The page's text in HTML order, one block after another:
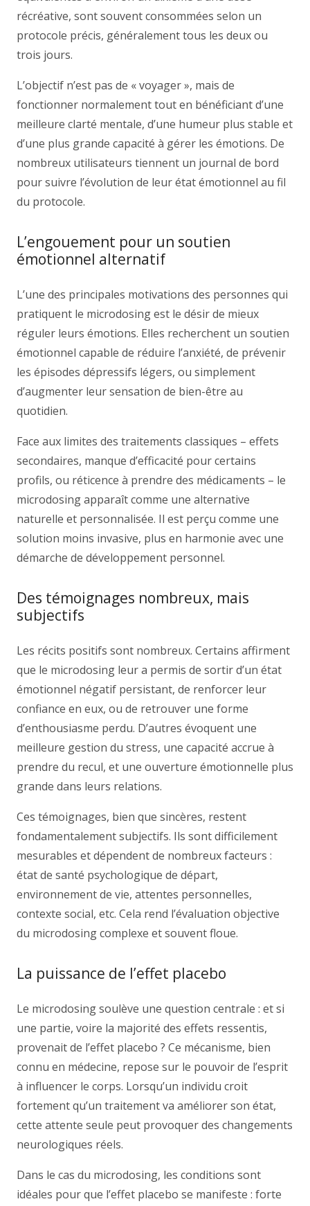
récréative, sont souvent consommées selon un
protocole précis, généralement tous les deux ou
trois jours.
L’objectif n’est pas de « voyager », mais de
fonctionner normalement tout en bénéficiant d’une
meilleure clarté mentale, d’une humeur plus stable et
d’une plus grande capacité à gérer les émotions. De
nombreux utilisateurs tiennent un journal de bord
pour suivre l’évolution de leur état émotionnel au fil
du protocole.
L’engouement pour un soutien
émotionnel alternatif
L’une des principales motivations des personnes qui
pratiquent le microdosing est le désir de mieux
réguler leurs émotions. Elles recherchent un soutien
émotionnel capable de réduire l’anxiété, de prévenir
les épisodes dépressifs légers, ou simplement
d’augmenter leur sensation de bien-être au
quotidien.
Face aux limites des traitements classiques – effets
secondaires, manque d’efficacité pour certains
profils, ou réticence à prendre des médicaments – le
microdosing apparaît comme une alternative
naturelle et personnalisée. Il est perçu comme une
solution moins invasive, plus en harmonie avec une
démarche de développement personnel.
Des témoignages nombreux, mais
subjectifs
Les récits positifs sont nombreux. Certains affirment
que le microdosing leur a permis de sortir d’un état
émotionnel négatif persistant, de renforcer leur
confiance en eux, ou de retrouver une forme
d’enthousiasme perdu. D’autres évoquent une
meilleure gestion du stress, une capacité accrue à
prendre du recul, et une ouverture émotionnelle plus
grande dans leurs relations.
Ces témoignages, bien que sincères, restent
fondamentalement subjectifs. Ils sont difficilement
mesurables et dépendent de nombreux facteurs :
état de santé psychologique de départ,
environnement de vie, attentes personnelles,
contexte social, etc. Cela rend l’évaluation objective
du microdosing complexe et souvent floue.
La puissance de l’effet placebo
Le microdosing soulève une question centrale : et si
une partie, voire la majorité des effets ressentis,
provenait de l’effet placebo ? Ce mécanisme, bien
connu en médecine, repose sur le pouvoir de l’esprit
à influencer le corps. Lorsqu’un individu croit
fortement qu’un traitement va améliorer son état,
cette attente seule peut provoquer des changements
neurologiques réels.
Dans le cas du microdosing, les conditions sont
idéales pour que l’effet placebo se manifeste : forte